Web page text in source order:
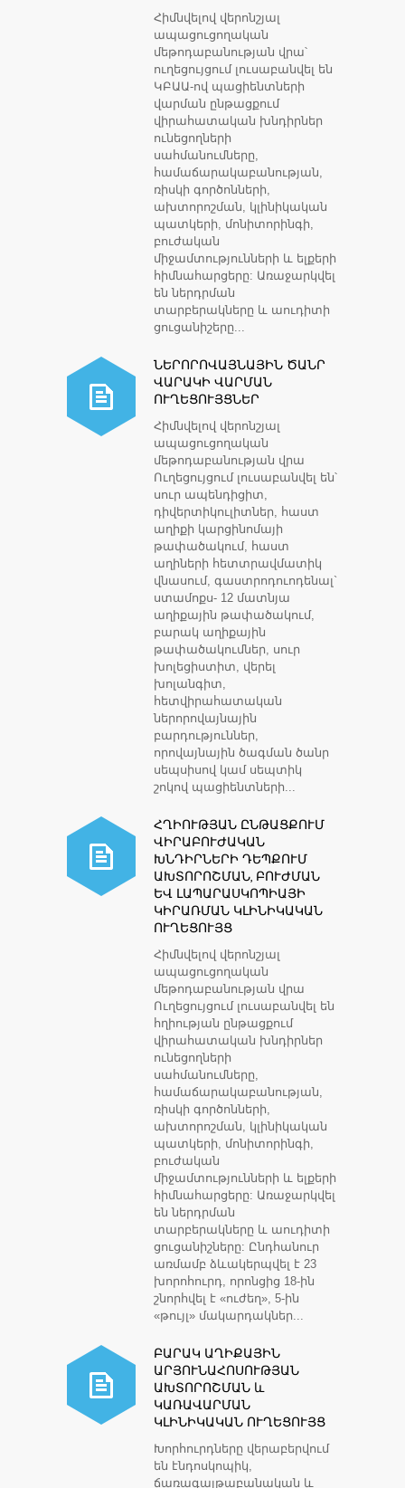
Հիմնվելով վերոնշյալ
ապացուցողական
մեթոդաբանության վրա՝
ուղեցույցում լուսաբանվել են
ԿԲԱԱ-ով պացիենտների
վարման ընթացքում
վիրահատական խնդիրներ
ունեցողների
սահմանումները,
համաճարակաբանության,
ռիսկի գործոնների,
ախտորոշման, կլինիկական
պատկերի, մոնիտորինգի,
բուժական
միջամտությունների և ելքերի
հիմնահարցերը: Առաջարկվել
են ներդրման
տարբերակները և աուդիտի
ցուցանիշերը...
ՆԵՐՈՐՈՎԱՅՆԱՅԻՆ ԾԱՆՐ
ՎԱՐԱԿԻ ՎԱՐՄԱՆ
ՈՒՂԵՑՈՒՅՑՆԵՐ
Հիմնվելով վերոնշյալ
ապացուցողական
մեթոդաբանության վրա
Ուղեցույցում լուսաբանվել են՝
սուր ապենդիցիտ,
դիվերտիկուլիտներ, հաստ
աղիքի կարցինոմայի
թափածակում, հաստ
աղիների հետտրավմատիկ
վնասում, գաստրոդուոդենալ`
ստամոքս- 12 մատնյա
աղիքային թափածակում,
բարակ աղիքային
թափածակումներ, սուր
խոլեցիստիտ, վերել
խոլանգիտ,
հետվիրահատական
ներորովայնային
բարդություններ,
որովայնային ծագման ծանր
սեպսիսով կամ սեպտիկ
շոկով պացիենտների...
ՀՂԻՈՒԹՅԱՆ ԸՆԹԱՑՔՈՒՄ
ՎԻՐԱԲՈՒԺԱԿԱՆ
ԽՆԴԻՐՆԵՐԻ ԴԵՊՔՈՒՄ
ԱԽՏՈՐՈՇՄԱՆ, ԲՈՒԺՄԱՆ
ԵՎ ԼԱՊԱՐԱՍԿՈՊԻԱՅԻ
ԿԻՐԱՌՄԱՆ ԿԼԻՆԻԿԱԿԱՆ
ՈՒՂԵՑՈՒՅՑ
Հիմնվելով վերոնշյալ
ապացուցողական
մեթոդաբանության վրա
Ուղեցույցում լուսաբանվել են
հղիության ընթացքում
վիրահատական խնդիրներ
ունեցողների
սահմանումները,
համաճարակաբանության,
ռիսկի գործոնների,
ախտորոշման, կլինիկական
պատկերի, մոնիտորինգի,
բուժական
միջամտությունների և ելքերի
հիմնահարցերը: Առաջարկվել
են ներդրման
տարբերակները և աուդիտի
ցուցանիշները: Ընդհանուր
առմամբ ձևակերպվել է 23
խորոհուրդ, որոնցից 18-ին
շնորհվել է «ուժեղ», 5-ին
«թույլ» մակարդակներ...
ԲԱՐԱԿ ԱՂԻՔԱՅԻՆ
ԱՐՅՈՒՆԱՀՈՍՈՒԹՅԱՆ
ԱԽՏՈՐՈՇՄԱՆ և
ԿԱՌԱՎԱՐՄԱՆ
ԿԼԻՆԻԿԱԿԱՆ ՈՒՂԵՑՈՒՅՑ
Խորհուրդները վերաբերվում
են էնդոսկոպիկ,
ճառագայթաբանական և